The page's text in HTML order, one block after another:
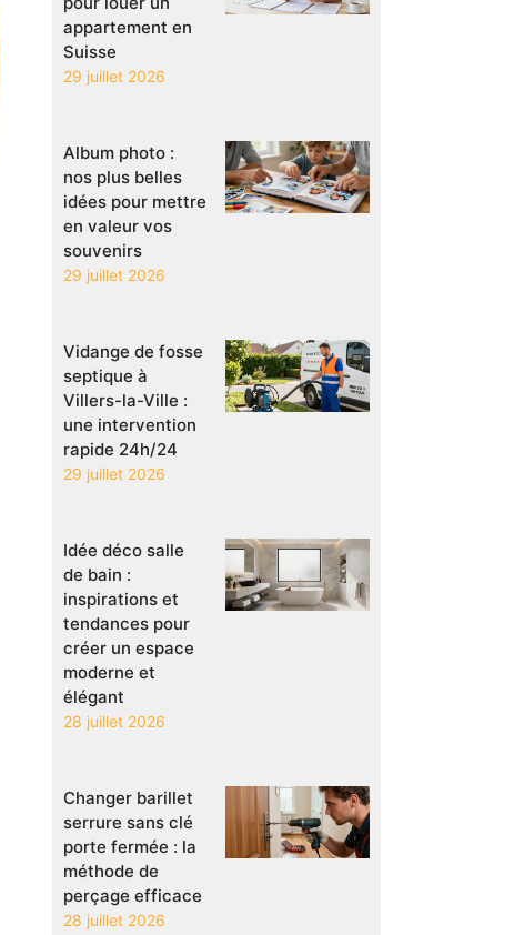
appartement en
Suisse
29 juillet 2026
Album photo :
nos plus belles
idées pour mettre
en valeur vos
souvenirs
29 juillet 2026
Vidange de fosse
septique à
Villers-la-Ville :
une intervention
rapide 24h/24
29 juillet 2026
Idée déco salle
de bain :
inspirations et
tendances pour
créer un espace
moderne et
élégant
28 juillet 2026
Changer barillet
serrure sans clé
porte fermée : la
méthode de
perçage efficace
28 juillet 2026